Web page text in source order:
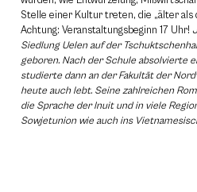
Stelle einer Kultur treten, die „älter als
Achtung: Veranstaltungsbeginn 17 Uhr!
Siedlung Uelen auf der
geboren. Nach der Schule absolvierte
studierte dann an der Fakultät der
heute auch lebt. Seine zahlreichen
die Sprache der Inuit und in viele
Sowjetunion wie auch ins